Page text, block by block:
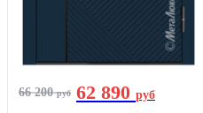
66 200руб 62 890 руб